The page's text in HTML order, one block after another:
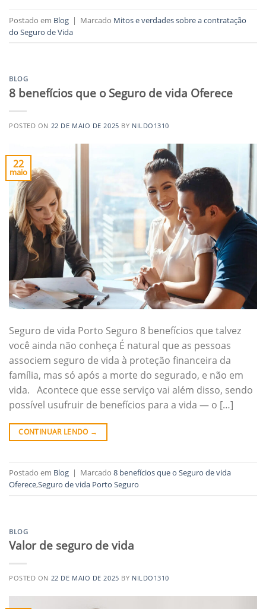
Postado em Blog | Marcado Mitos e verdades sobre a contratação
do Seguro de Vida
BLOG
8 benefícios que o Seguro de vida Oferece
POSTED ON 22 DE MAIO DE 2025 BY NILDO1310
22
maio
Seguro de vida Porto Seguro 8 benefícios que talvez
você ainda não conheça É natural que as pessoas
associem seguro de vida à proteção financeira da
família, mas só após a morte do segurado, e não em
vida. Acontece que esse serviço vai além disso, sendo
possível usufruir de benefícios para a vida — o […]
CONTINUAR LENDO →
Postado em Blog | Marcado 8 benefícios que o Seguro de vida
Oferece,Seguro de vida Porto Seguro
BLOG
Valor de seguro de vida
POSTED ON 22 DE MAIO DE 2025 BY NILDO1310